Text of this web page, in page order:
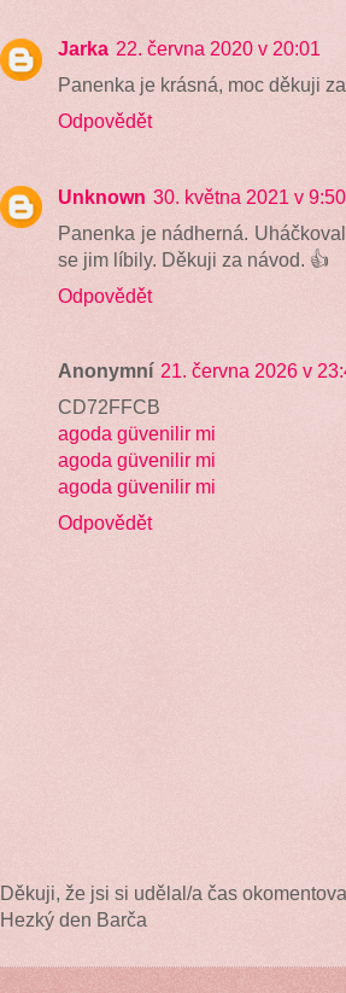
Jarka 22. června 2020 v 20:01
Panenka je krásná, moc děkuji
Odpovědět
Unknown 30. května 2021 v 9:50
Panenka je nádherná.
se jim líbily. Děkuji za návod. 👍
Odpovědět
Anonymní 21. června 2026 v
CD72FFCB
agoda güvenilir mi
agoda güvenilir mi
agoda güvenilir mi
Odpovědět
Děkuji, že jsi si udělal/a čas
Hezký den Barča